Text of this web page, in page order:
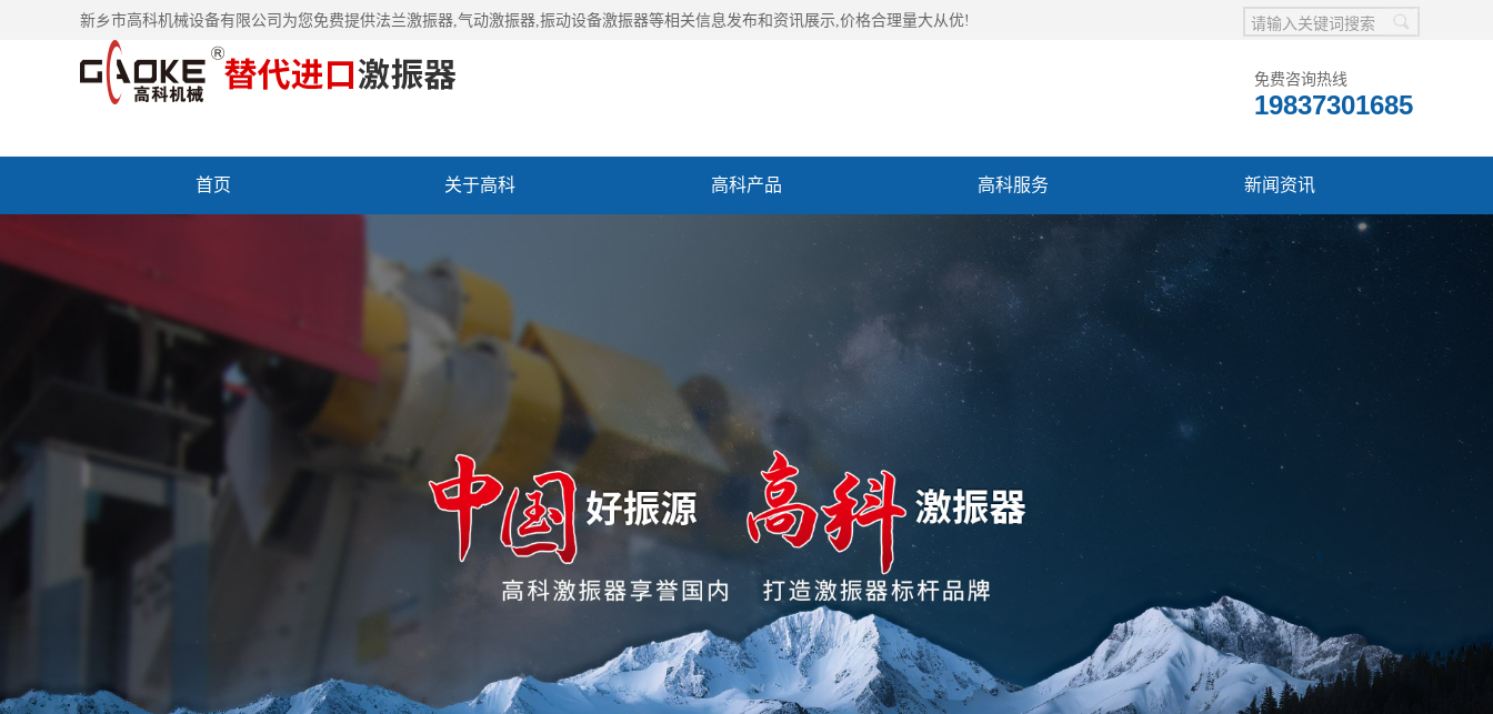
新乡市高科机械设备有限公司为您免费提供法兰激振器,气动激振器,振动设备激振器等相关信息发布和资讯展示,价格合理量大从优!
免费咨询热线
19837301685
首页 关于高科 高科产品 高科服务 新闻资讯